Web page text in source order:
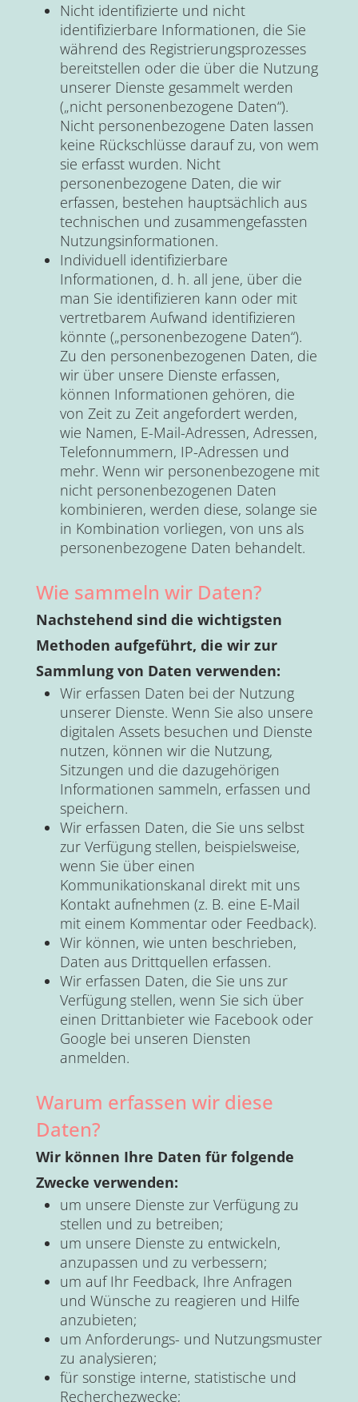
Nicht identifizierte und nicht
identifizierbare Informationen, die Sie
während des Registrierungsprozesses
bereitstellen oder die über die Nutzung
unserer Dienste gesammelt werden
(„nicht personenbezogene Daten“).
Nicht personenbezogene Daten lassen
keine Rückschlüsse darauf zu, von wem
sie erfasst wurden. Nicht
personenbezogene Daten, die wir
erfassen, bestehen hauptsächlich aus
technischen und zusammengefassten
Nutzungsinformationen.
Individuell identifizierbare
Informationen, d. h. all jene, über die
man Sie identifizieren kann oder mit
vertretbarem Aufwand identifizieren
könnte („personenbezogene Daten“).
Zu den personenbezogenen Daten, die
wir über unsere Dienste erfassen,
können Informationen gehören, die
von Zeit zu Zeit angefordert werden,
wie Namen, E-Mail-Adressen, Adressen,
Telefonnummern, IP-Adressen und
mehr. Wenn wir personenbezogene mit
nicht personenbezogenen Daten
kombinieren, werden diese, solange sie
in Kombination vorliegen, von uns als
personenbezogene Daten behandelt.
Wie sammeln wir Daten?
Nachstehend sind die wichtigsten
Methoden aufgeführt, die wir zur
Sammlung von Daten verwenden:
Wir erfassen Daten bei der Nutzung
unserer Dienste. Wenn Sie also unsere
digitalen Assets besuchen und Dienste
nutzen, können wir die Nutzung,
Sitzungen und die dazugehörigen
Informationen sammeln, erfassen und
speichern.
Wir erfassen Daten, die Sie uns selbst
zur Verfügung stellen, beispielsweise,
wenn Sie über einen
Kommunikationskanal direkt mit uns
Kontakt aufnehmen (z. B. eine E-Mail
mit einem Kommentar oder Feedback).
Wir können, wie unten beschrieben,
Daten aus Drittquellen erfassen.
Wir erfassen Daten, die Sie uns zur
Verfügung stellen, wenn Sie sich über
einen Drittanbieter wie Facebook oder
Google bei unseren Diensten
anmelden.
Warum erfassen wir diese
Daten?
Wir können Ihre Daten für folgende
Zwecke verwenden:
um unsere Dienste zur Verfügung zu
stellen und zu betreiben;
um unsere Dienste zu entwickeln,
anzupassen und zu verbessern;
um auf Ihr Feedback, Ihre Anfragen
und Wünsche zu reagieren und Hilfe
anzubieten;
um Anforderungs- und Nutzungsmuster
zu analysieren;
für sonstige interne, statistische und
Recherchezwecke;